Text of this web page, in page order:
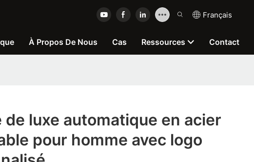
Français
À Propos De Nous Cas Ressources Contact
de luxe automatique en acier
pour homme avec logo